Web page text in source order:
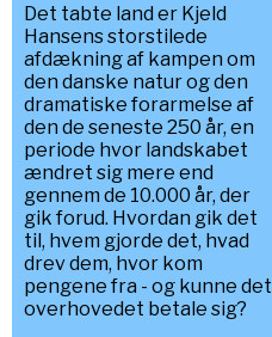
Det tabte land er Kjeld
Hansens storstilede
afdækning af kampen om
den danske natur og den
dramatiske forarmelse af
den de seneste 250 år, en
periode hvor landskabet
ændret sig mere end
gennem de 10.000 år, der
gik forud. Hvordan gik det
til, hvem gjorde det, hvad
drev dem, hvor kom
pengene fra - og kunne det
overhovedet betale sig?